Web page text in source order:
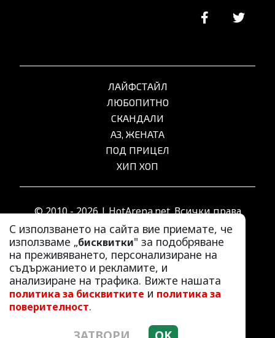
С използването на сайта вие приемате, че
използваме „бисквитки" за подобряване
на преживяването, персонализиране на
съдържанието и рекламите, и
анализиране на трафика. Вижте нашата
политика за бисквитките и политика за
поверителност.
ЛАЙФСТАЙЛ
ЛЮБОПИТНО
СКАНДАЛИ
АЗ, ЖЕНАТА
ПОД ПРИЦЕЛ
ХИП ХОП
© 2010 - 2026 | HotArena.net. Всички права
запазени.
РЕКЛАМА
КОНТАКТИ
ОБЩИ УСЛОВИЯ
ПОЛИТИКА ЗА ПОВЕРИТЕЛНОСТ
ПОЛИТИКА ЗА БИСКВИТКИТЕ